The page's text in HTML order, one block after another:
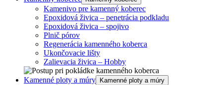
Kamenivo pre kamenný koberec
Epoxidová živica – penetrácia podkladu
Epoxidová živica – spojivo
Plnič pórov
Regenerácia kamenného koberca
Ukončovacie lišty
Zalievacia živica – Hobby
Kamenné ploty a múry Kamenné ploty a múry